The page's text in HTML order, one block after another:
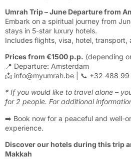
Umrah Trip – June Departure from
Embark on a spiritual journey from
stays in 5-star luxury hotels.
Includes flights, visa, hotel, transport,
Prices from €1500 p.p. (depending
📍 Departure: Amsterdam
📩 info@myumrah.be | 📞 +32 488 99
* If you would like to travel alone –
for 2 people. For additional
➡️ Book now for a peaceful and well-
experience.
Discover our hotels during this trip
Makkah